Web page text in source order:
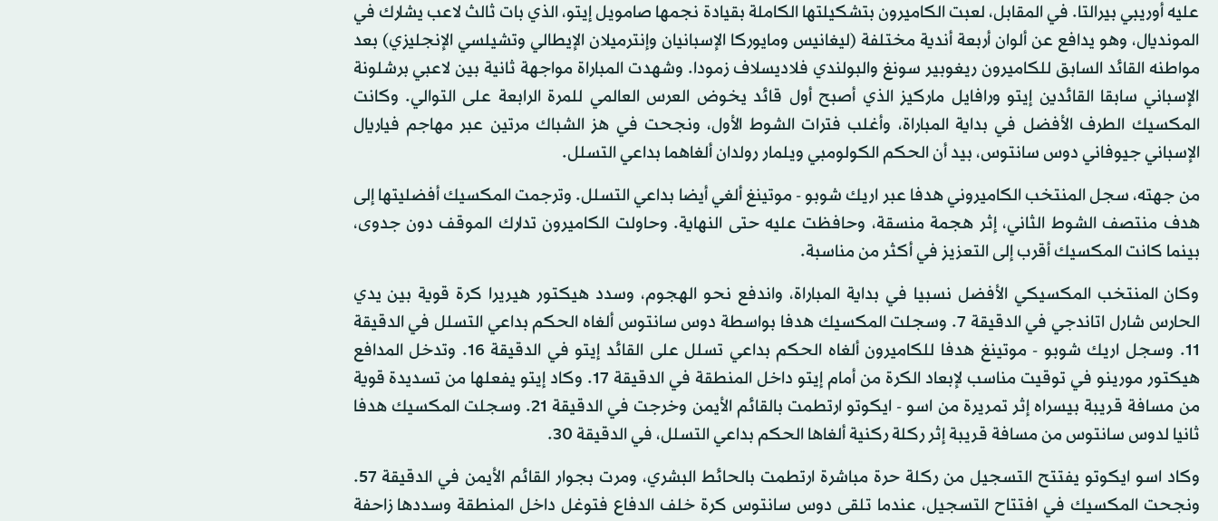
عليه أوريبي بيرالتا. في المقابل، لعبت الكاميرون بتشكيلتها الكاملة بقيادة نجمها صامويل إيتو، الذي بات ثالث لاعب يشارك في
المونديال، وهو يدافع عن ألوان أربعة أندية مختلفة (ليغانيس ومايوركا الإسبانيان وإنترميلان الإيطالي وتشيلسي الإنجليزي) بعد
مواطنه القائد السابق للكاميرون ريغوبير سونغ والبولندي فلاديسلاف زمودا. وشهدت المباراة مواجهة ثانية بين لاعبي برشلونة
الإسباني سابقا القائدين إيتو ورافايل ماركيز الذي أصبح أول قائد يخوض العرس العالمي للمرة الرابعة على التوالي. وكانت
المكسيك الطرف الأفضل في بداية المباراة، وأغلب فترات الشوط الأول، ونجحت في هز الشباك مرتين عبر مهاجم فياريال
الإسباني جيوفاني دوس سانتوس، بيد أن الحكم الكولومبي ويلمار رولدان ألغاهما بداعي التسلل.
من جهته، سجل المنتخب الكاميروني هدفا عبر اريك شوبو - موتينغ ألغي أيضا بداعي التسلل. وترجمت المكسيك أفضليتها إلى
هدف منتصف الشوط الثاني، إثر هجمة منسقة، وحافظت عليه حتى النهاية. وحاولت الكاميرون تدارك الموقف دون جدوى،
بينما كانت المكسيك أقرب إلى التعزيز في أكثر من مناسبة.
وكان المنتخب المكسيكي الأفضل نسبيا في بداية المباراة، واندفع نحو الهجوم، وسدد هيكتور هيريرا كرة قوية بين يدي
الحارس شارل اتاندجي في الدقيقة 7. وسجلت المكسيك هدفا بواسطة دوس سانتوس ألغاه الحكم بداعي التسلل في الدقيقة
11. وسجل اريك شوبو - موتينغ هدفا للكاميرون ألغاه الحكم بداعي تسلل على القائد إيتو في الدقيقة 16. وتدخل المدافع
هيكتور مورينو في توقيت مناسب لإبعاد الكرة من أمام إيتو داخل المنطقة في الدقيقة 17. وكاد إيتو يفعلها من تسديدة قوية
من مسافة قريبة بيسراه إثر تمريرة من اسو - ايكوتو ارتطمت بالقائم الأيمن وخرجت في الدقيقة 21. وسجلت المكسيك هدفا
ثانيا لدوس سانتوس من مسافة قريبة إثر ركلة ركنية ألغاها الحكم بداعي التسلل، في الدقيقة 30.
وكاد اسو ايكوتو يفتتح التسجيل من ركلة حرة مباشرة ارتطمت بالحائط البشري، ومرت بجوار القائم الأيمن في الدقيقة 57.
ونجحت المكسيك في افتتاح التسجيل، عندما تلقى دوس سانتوس كرة خلف الدفاع فتوغل داخل المنطقة وسددها زاحفة